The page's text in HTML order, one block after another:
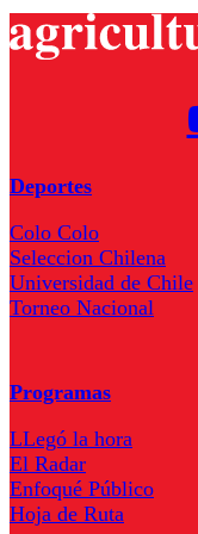
Deportes
Colo Colo
Seleccion Chilena
Universidad de Chile
Torneo Nacional
Programas
LLegó la hora
El Radar
Enfoqué Público
Hoja de Ruta